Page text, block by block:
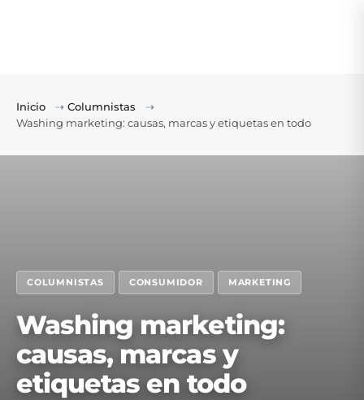
Inicio ⇢ Columnistas
⇢
Washing marketing: causas, marcas y etiquetas en todo
COLUMNISTAS CONSUMIDOR MARKETING
Washing marketing:
causas, marcas y
etiquetas en todo